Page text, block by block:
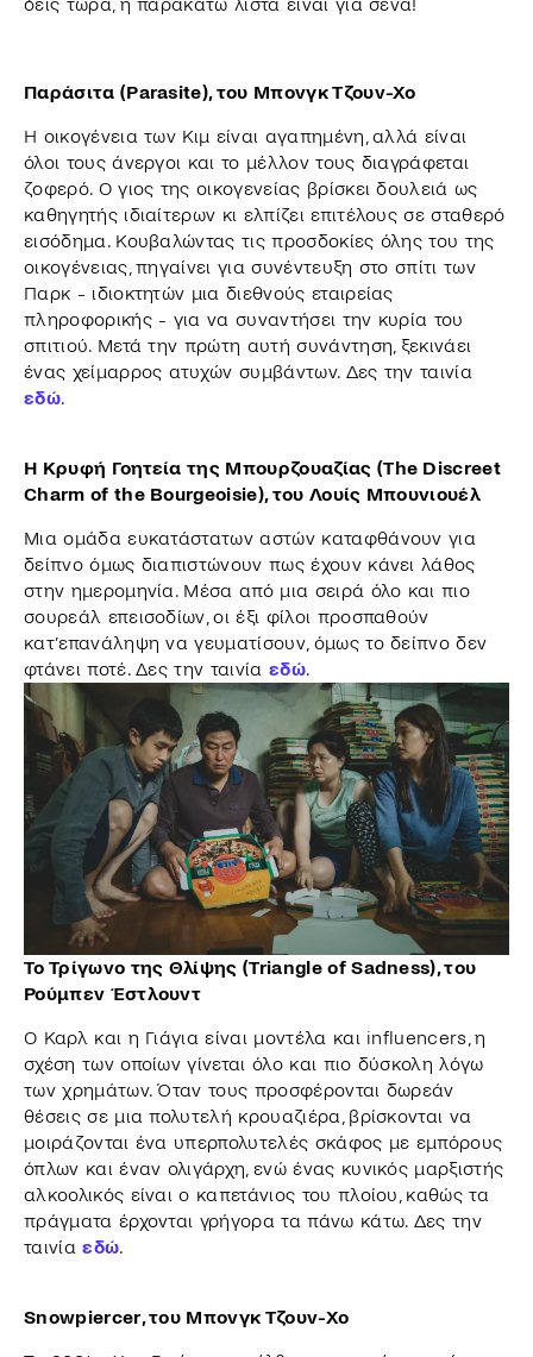
δεις τώρα, η παρακάτω λίστα είναι για σένα!
Παράσιτα (Parasite), του Μπονγκ Τζουν-Χο
Η οικογένεια των Κιμ είναι αγαπημένη, αλλά είναι
όλοι τους άνεργοι και το μέλλον τους διαγράφεται
ζοφερό. Ο γιος της οικογενείας βρίσκει δουλειά ως
καθηγητής ιδιαίτερων κι ελπίζει επιτέλους σε σταθερό
εισόδημα. Κουβαλώντας τις προσδοκίες όλης του της
οικογένειας, πηγαίνει για συνέντευξη στο σπίτι των
Παρκ - ιδιοκτητών μια διεθνούς εταιρείας
πληροφορικής - για να συναντήσει την κυρία του
σπιτιού. Μετά την πρώτη αυτή συνάντηση, ξεκινάει
ένας χείμαρρος ατυχών συμβάντων. Δες την ταινία
εδώ.
Η Κρυφή Γοητεία της Μπουρζουαζίας (The Discreet
Charm of the Bourgeoisie), του Λουίς Μπουνιουέλ
Μια ομάδα ευκατάστατων αστών καταφθάνουν για
δείπνο όμως διαπιστώνουν πως έχουν κάνει λάθος
στην ημερομηνία. Μέσα από μια σειρά όλο και πιο
σουρεάλ επεισοδίων, οι έξι φίλοι προσπαθούν
κατ’επανάληψη να γευματίσουν, όμως το δείπνο δεν
φτάνει ποτέ. Δες την ταινία εδώ.
Το Τρίγωνο της Θλίψης (Triangle of Sadness), του
Ρούμπεν Έστλουντ
Ο Καρλ και η Γιάγια είναι μοντέλα και influencers, η
σχέση των οποίων γίνεται όλο και πιο δύσκολη λόγω
των χρημάτων. Όταν τους προσφέρονται δωρεάν
θέσεις σε μια πολυτελή κρουαζιέρα, βρίσκονται να
μοιράζονται ένα υπερπολυτελές σκάφος με εμπόρους
όπλων και έναν ολιγάρχη, ενώ ένας κυνικός μαρξιστής
αλκοολικός είναι ο καπετάνιος του πλοίου, καθώς τα
πράγματα έρχονται γρήγορα τα πάνω κάτω. Δες την
ταινίαεδώ.
Snowpiercer, του Μπονγκ Τζουν-Χο